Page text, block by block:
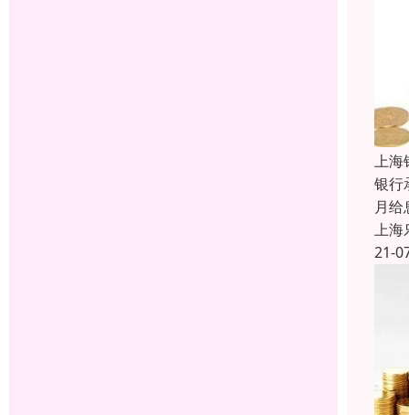
上海
银行
月
上海
21-